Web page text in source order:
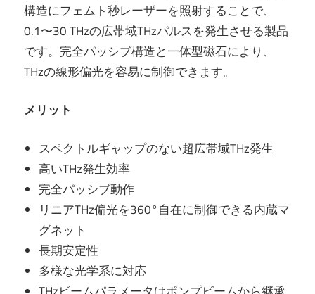
構造にフェムト秒レーザーを照射することで、
0.1〜30 THzの広帯域THzパルスを発生させる製品
です。完全パッシブ構造と一体型磁石により、
THzの線形偏光を容易に制御できます。
メリット
スペクトルギャップのない超広帯域THz発生
高いTHz発生効率
完全パッシブ動作
リニアTHz偏光を360°自在に制御できる内蔵マ
グネット
長期安定性
多様な光学系に対応